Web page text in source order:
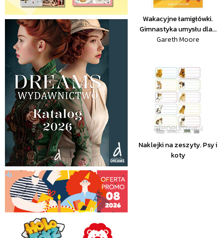
Wakacyjne łamigłówki.
Gimnastyka umysłu dla...
Gareth Moore
Naklejki na zeszyty. Psy i
koty